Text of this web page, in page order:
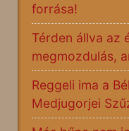
forrása!
Térden állva az
megmozdulás,
Reggeli ima a
Medjugorjei